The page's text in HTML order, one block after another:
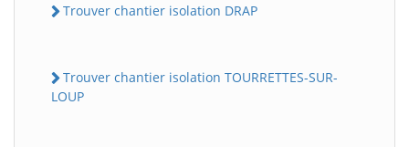
Trouver chantier isolation DRAP
Trouver chantier isolation TOURRETTES-SUR-
LOUP